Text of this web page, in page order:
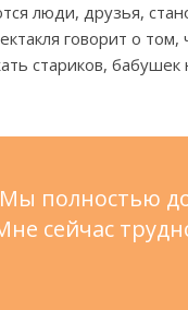
люди, друзья,
говорит о
стариков, бабушек
полностью
сейчас